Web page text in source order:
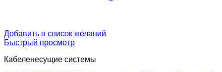
Добавить в список желаний
Быстрый просмотр
Кабеленесущие системы